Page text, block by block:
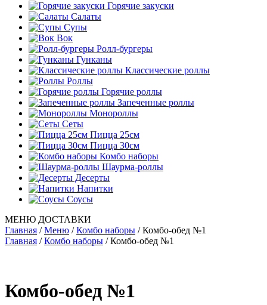
Горячие закуски
Салаты
Супы
Вок
Ролл-бургеры
Гунканы
Классические роллы
Роллы
Горячие роллы
Запеченные роллы
Монороллы
Сеты
Пицца 25см
Пицца 30см
Комбо наборы
Шаурма-роллы
Десерты
Напитки
Соусы
МЕНЮ ДОСТАВКИ
Главная /Меню /Комбо наборы /Комбо-обед №1
Главная /Комбо наборы / Комбо-обед №1
Комбо-обед №1